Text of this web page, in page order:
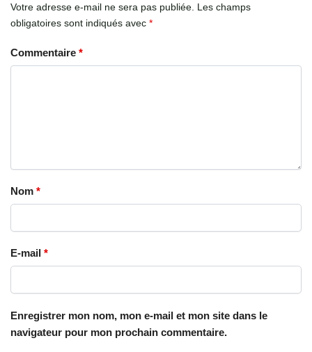
Votre adresse e-mail ne sera pas publiée. Les champs
obligatoires sont indiqués avec *
Commentaire *
Nom *
E-mail *
Enregistrer mon nom, mon e-mail et mon site dans le
navigateur pour mon prochain commentaire.